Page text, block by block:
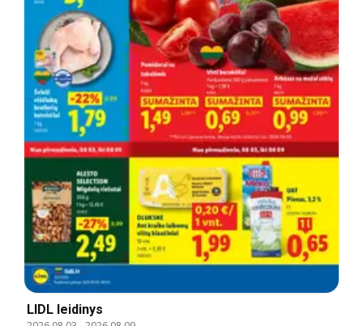
LIDL leidinys